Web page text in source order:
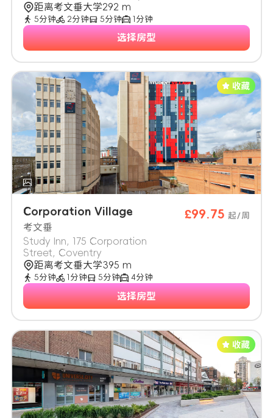
距离考文垂大学292 m
5分钟 2分钟 5分钟 1分钟
选择房型
Corporation Village
考文垂
Study Inn, 175 Corporation
Street, Coventry
£99.75 起/周
距离考文垂大学395 m
5分钟 1分钟 5分钟 4分钟
选择房型